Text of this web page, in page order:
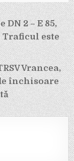
2 – E 85,
Traficul este
Vrancea,
închisoare